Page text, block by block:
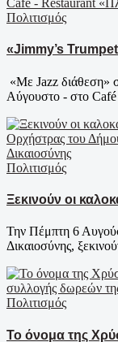
Πολιτισμός
«Jimmy’s
«Με Jazz διάθεση»
Αύγουστο - στο
Πολιτισμός
Ξεκινούν οι
Την Πέμπτη 6
Δικαιοσύνης,
Πολιτισμός
Το όνομα της